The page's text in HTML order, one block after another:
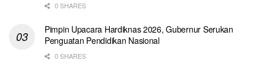
0 SHARES
Pimpin Upacara Hardiknas 2026, Gubernur Serukan
Penguatan Pendidikan Nasional
0 SHARES